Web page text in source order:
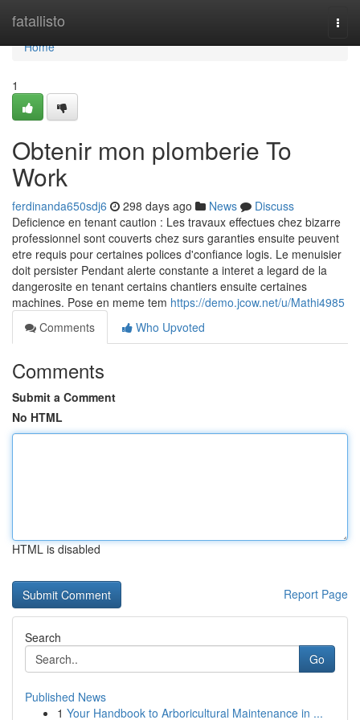
fatallisto
Home
Home
1
Obtenir mon plomberie To
Work
ferdinanda650sdj6 298 days ago News
Discuss
Deficience en tenant caution : Les travaux effectues chez bizarre
professionnel sont couverts chez surs garanties ensuite peuvent
etre requis pour certaines polices d'confiance logis. Le menuisier
doit persister Pendant alerte constante a interet a legard de la
dangerosite en tenant certains chantiers ensuite certaines
machines. Pose en meme tem https://demo.jcow.net/u/Mathi4985
Comments
Who Upvoted
Comments
Submit a Comment
No HTML
HTML is disabled
Report Page
Search
Go
Published News
1 Your Handbook to Arboricultural Maintenance in ...